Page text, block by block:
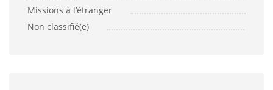
Missions à l’étranger
Non classifié(e)